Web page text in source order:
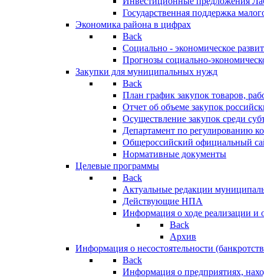
Государственная поддержка
Экономика района в цифрах
Back
Социально - экономическое
Прогнозы социально-
Закупки для муниципальных нужд
Back
План график закупок товаров,
Отчет об объеме закупок
Осуществление закупок среди
Департамент по регулированию
Общероссийский официальный
Нормативные документы
Целевые программы
Back
Актуальные редакции
Действующие НПА
Информация о ходе реализации
Back
Архив
Информация о несостоятельности
Back
Информация о предприятиях,